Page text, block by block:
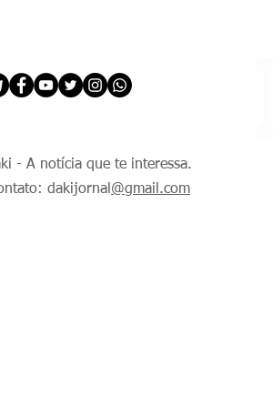
- A notícia que te interessa.
dakijornal @gmail.com